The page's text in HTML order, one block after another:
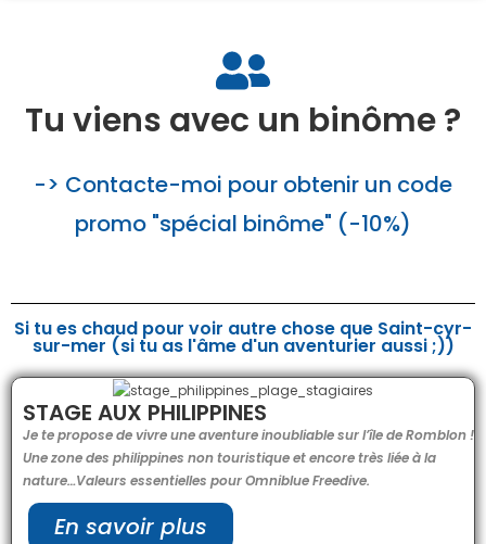
Tu viens avec un binôme ?
-> Contacte-moi pour obtenir un code
promo "spécial binôme" (-10%)
Si tu es chaud pour voir autre chose que Saint-cyr-
sur-mer (si tu as l'âme d'un aventurier aussi ;))
STAGE AUX PHILIPPINES
Je te propose de vivre une aventure inoubliable sur l’île de Romblon !
Une zone des philippines non touristique et encore très liée à la
nature…Valeurs essentielles pour Omniblue Freedive.
En savoir plus